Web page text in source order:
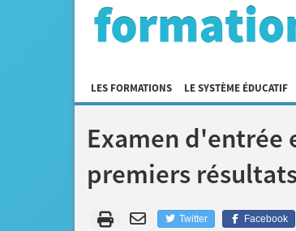
LES FORMATIONS LE SYSTÈME ÉDUCATIF
Examen d'entrée
premiers
Twitter Facebook